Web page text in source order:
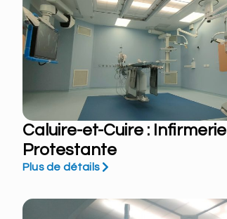
Caluire-et-Cuire : Infirmerie
Protestante
Plus de détails